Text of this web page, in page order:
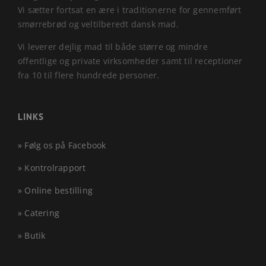
Vi sætter fortsat en ære i traditionerne for gennemført
smørrebrød og veltilberedt dansk mad.
Vi leverer dejlig mad til både større og mindre
offentlige og private virksomheder samt til receptioner
fra 10 til flere hundrede personer.
LINKS
» Følg os på Facebook
» Kontrolrapport
» Online bestilling
» Catering
» Butik